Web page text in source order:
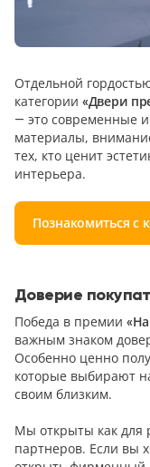
Отдельной
категории «Двери
— это современные
материалы,
тех, кто ценит
интерьера.
Познакомиться с
Доверие
Победа в премии
важным знаком
Особенно ценно
которые выбирают
своим близким.
Мы открыты как для
партнеров. Если вы